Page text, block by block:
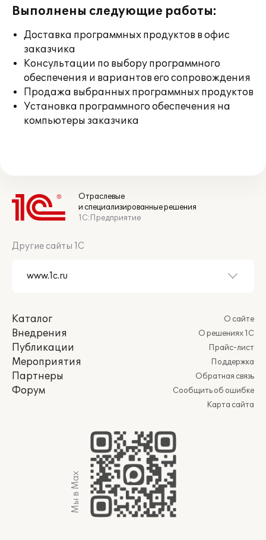
Выполнены следующие работы:
Доставка программных продуктов в офис
заказчика
Консультации по выбору программного
обеспечения и вариантов его сопровождения
Продажа выбранных программных продуктов
Установка программного обеспечения на
компьютеры заказчика
Отраслевые
и специализированные решения
1С:Предприятие
Другие сайты 1С
Каталог
Внедрения
Публикации
Мероприятия
Партнеры
Форум
О сайте
О решениях 1С
Прайс-лист
Поддержка
Обратная связь
Сообщить об ошибке
Карта сайта
Мы в Max